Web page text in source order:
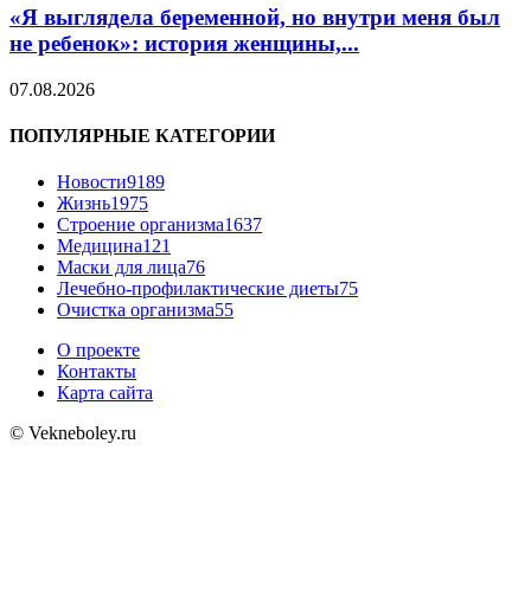
«Я выглядела беременной, но внутри меня был
не ребенок»: история женщины,...
07.08.2026
ПОПУЛЯРНЫЕ КАТЕГОРИИ
Новости9189
Жизнь1975
Строение организма1637
Медицина121
Маски для лица76
Лечебно-профилактические диеты75
Очистка организма55
О проекте
Контакты
Карта сайта
© Vekneboley.ru